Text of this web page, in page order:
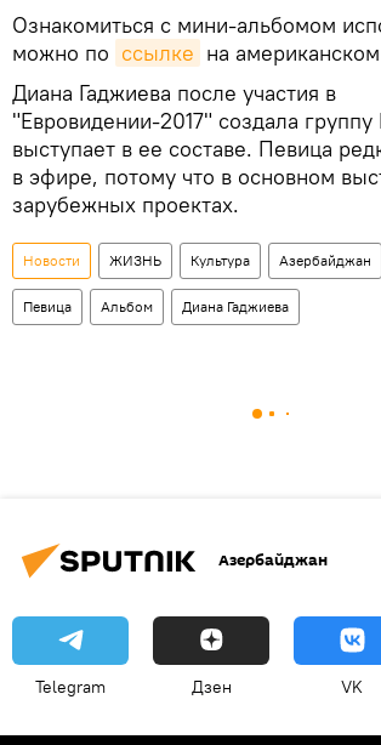
Ознакомиться с мини-альбомом
можно по ссылке на
Диана Гаджиева после участия в
"Евровидении-2017" создала группу
выступает в ее составе. Певица
в эфире, потому что в основном
зарубежных проектах.
Новости ЖИЗНЬ Культура Азербайджан
Певица Альбом Диана Гаджиева
Азербайджан
Telegram Дзен VK